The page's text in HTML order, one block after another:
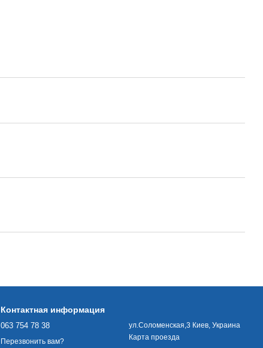
Контактная информация
063 754 78 38
Перезвонить вам?
ул.Соломенская,3 Киев, Украина
Карта проезда